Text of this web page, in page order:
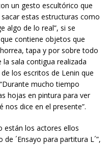
un gesto escultórico que
estas estructuras como
algo de lo real”, si se
contiene objetos que
tapa y por sobre todo
sala contigua realizada
los escritos de Lenin que
mucho tiempo
hojas en pintura para ver
nos dice en el presente”.
están los actores ellos
´Ensayo para partitura L´”,